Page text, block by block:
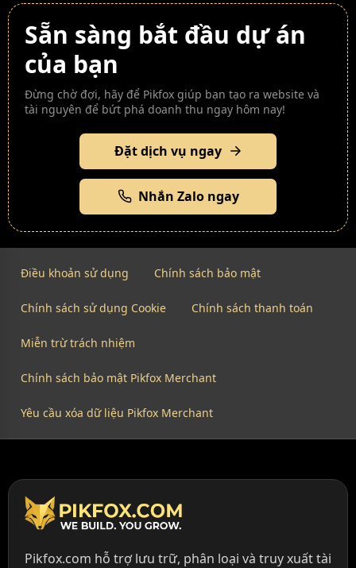
Sẵn sàng bắt đầu dự án
của bạn
Đừng chờ đợi, hãy để Pikfox giúp bạn tạo ra website và
tài nguyên để bứt phá doanh thu ngay hôm nay!
Đặt dịch vụ ngay
Nhắn Zalo ngay
Điều khoản sử dụng Chính sách bảo mật
Chính sách sử dụng Cookie Chính sách thanh toán
Miễn trừ trách nhiệm
Chính sách bảo mật Pikfox Merchant
Yêu cầu xóa dữ liệu Pikfox Merchant
Pikfox.com hỗ trợ lưu trữ, phân loại và truy xuất tài